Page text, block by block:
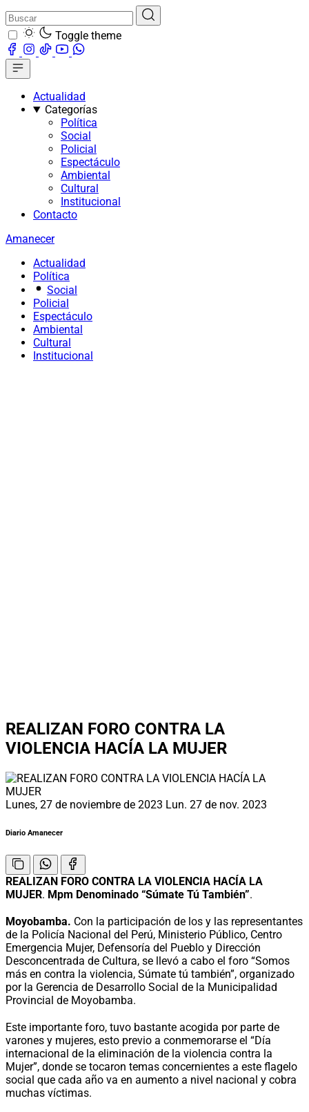
Toggle theme
Actualidad
Categorías
Política
Social
Policial
Espectáculo
Ambiental
Cultural
Institucional
Contacto
Amanecer
Actualidad
Política
Social
Policial
Espectáculo
Ambiental
Cultural
Institucional
REALIZAN FORO CONTRA LA
VIOLENCIA HACÍA LA MUJER
Lunes, 27 de noviembre de 2023 Lun. 27 de nov. 2023
Diario Amanecer
REALIZAN FORO CONTRA LA VIOLENCIA HACÍA LA
MUJER. Mpm Denominado “Súmate Tú También”.
Moyobamba. Con la participación de los y las representantes
de la Policía Nacional del Perú, Ministerio Público, Centro
Emergencia Mujer, Defensoría del Pueblo y Dirección
Desconcentrada de Cultura, se llevó a cabo el foro “Somos
más en contra la violencia, Súmate tú también”, organizado
por la Gerencia de Desarrollo Social de la Municipalidad
Provincial de Moyobamba.
Este importante foro, tuvo bastante acogida por parte de
varones y mujeres, esto previo a conmemorarse el “Día
internacional de la eliminación de la violencia contra la
Mujer”, donde se tocaron temas concernientes a este flagelo
social que cada año va en aumento a nivel nacional y cobra
muchas víctimas.